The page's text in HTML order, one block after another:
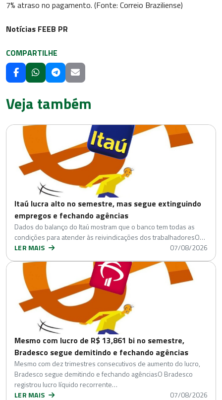
7% atraso no pagamento. (Fonte: Correio Braziliense)
Notícias FEEB PR
COMPARTILHE
Veja também
Itaú lucra alto no semestre, mas segue extinguindo
empregos e fechando agências
Dados do balanço do Itaú mostram que o banco tem todas as
condições para atender às reivindicações dos trabalhadoresO…
LER MAIS
07/08/2026
Mesmo com lucro de R$ 13,861 bi no semestre,
Bradesco segue demitindo e fechando agências
Mesmo com dez trimestres consecutivos de aumento do lucro,
Bradesco segue demitindo e fechando agênciasO Bradesco
registrou lucro líquido recorrente…
LER MAIS
07/08/2026